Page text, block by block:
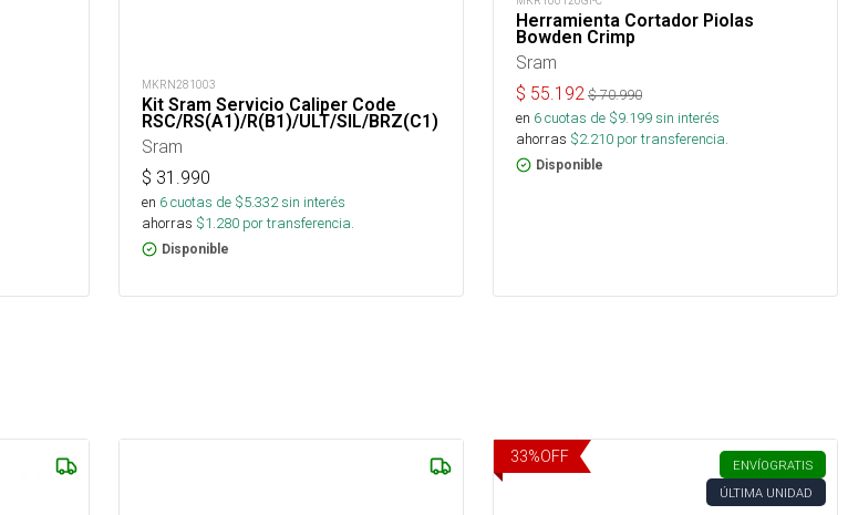
MKRN281003
Kit Sram Servicio Caliper Code
RSC/RS(A1)/R(B1)/ULT/SIL/BRZ(C1)
Sram
$ 31.990
en 6cuotas de $5.332sin interés
ahorras $1.280 por transferencia.
Disponible
Herramienta Cortador Piolas
Bowden Crimp
Sram
$ 55.192 $70.990
en 6cuotas de $9.199sin interés
ahorras $2.210 por transferencia.
Disponible
33%OFF ENVÍOGRATIS
ÚLTIMA UNIDAD